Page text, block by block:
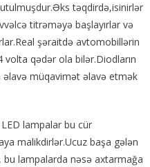
təqdirdə,isinirlər
titrəməyə başlayırlar və
şəraitdə avtomobillərin
qədər ola bilər.Diodların
əlavə müqavimət əlavə etmək
lampalar bu cür
malikdirlər.Ucuz başa gələn
bu lampalarda nəsə axtarmağa